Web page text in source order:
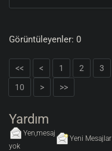
Görüntüleyenler: 0
<< < 1 2 3
10
> >>
Yardım
Yen,mesaj
yok
Yeni Mesajlar